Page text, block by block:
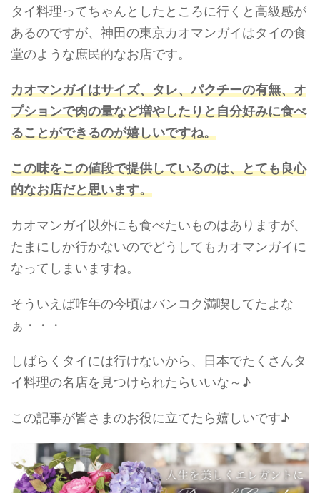
タイ料理ってちゃんとしたところに行くと高級感が
あるのですが、神田の東京カオマンガイはタイの食
堂のような庶民的なお店です。
カオマンガイはサイズ、タレ、パクチーの有無、オ
プションで肉の量など増やしたりと自分好みに食べ
ることができるのが嬉しいですね。
この味をこの値段で提供しているのは、とても良心
的なお店だと思います。
カオマンガイ以外にも食べたいものはありますが、
たまにしか行かないのでどうしてもカオマンガイに
なってしまいますね。
そういえば昨年の今頃はバンコク満喫してたよな
ぁ・・・
しばらくタイには行けないから、日本でたくさんタ
イ料理の名店を見つけられたらいいな～♪
この記事が皆さまのお役に立てたら嬉しいです♪